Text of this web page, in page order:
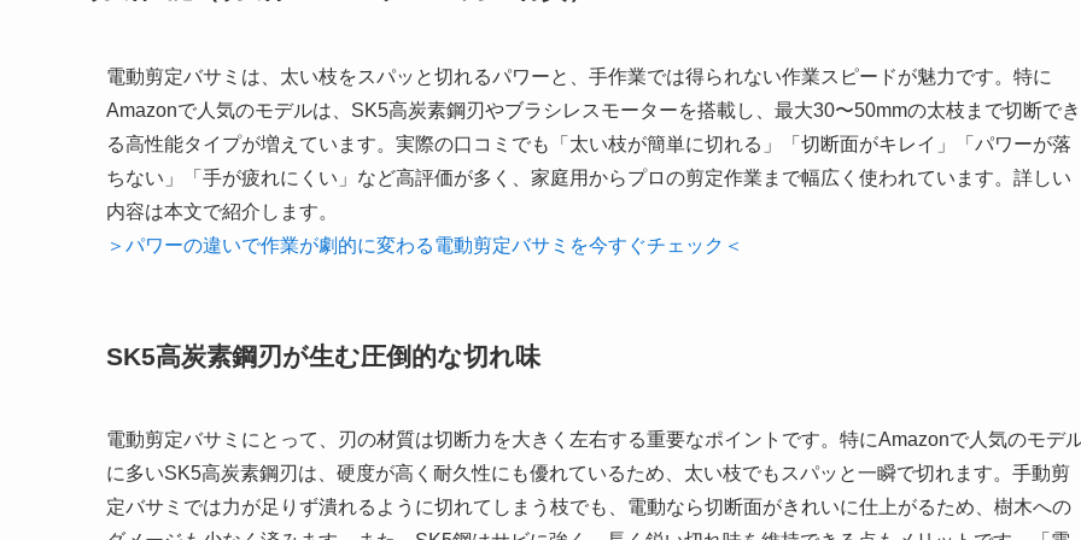
電動剪定バサミは、太い枝をスパッと切れるパワーと、手作業では得られない作業スピードが魅力です。特に
Amazonで人気のモデルは、SK5高炭素鋼刃やブラシレスモーターを搭載し、最大30〜50mmの太枝まで切断でき
る高性能タイプが増えています。実際の口コミでも「太い枝が簡単に切れる」「切断面がキレイ」「パワーが落
ちない」「手が疲れにくい」など高評価が多く、家庭用からプロの剪定作業まで幅広く使われています。詳しい
内容は本文で紹介します。
＞パワーの違いで作業が劇的に変わる電動剪定バサミを今すぐチェック＜
SK5高炭素鋼刃が生む圧倒的な切れ味
電動剪定バサミにとって、刃の材質は切断力を大きく左右する重要なポイントです。特にAmazonで人気のモデ
に多いSK5高炭素鋼刃は、硬度が高く耐久性にも優れているため、太い枝でもスパッと一瞬で切れます。手動剪
定バサミでは力が足りず潰れるように切れてしまう枝でも、電動なら切断面がきれいに仕上がるため、樹木への